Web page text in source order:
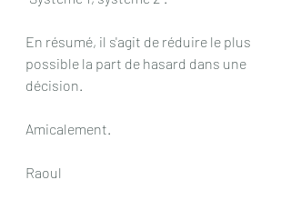
En résumé, il s'agit de réduire le plus
possible la part de hasard dans une
décision.
Amicalement.
Raoul